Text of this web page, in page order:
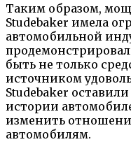
Таким образом,
Studebaker имела
автомобильной
быть не только
источником
Studebaker
истории
изменить
автомобилям.